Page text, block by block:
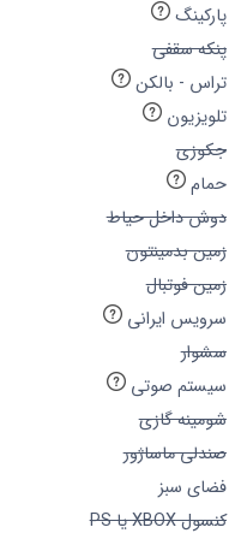
پارکینگ
پنکه سقفی
تراس - بالکن
تلویزیون
جکوزی
حمام
دوش داخل حیاط
زمین بدمینتون
زمین فوتبال
سرویس ایرانی
سشوار
سیستم صوتی
شومینه گازی
صندلی ماساژور
فضای سبز
کنسول XBOX یا PS